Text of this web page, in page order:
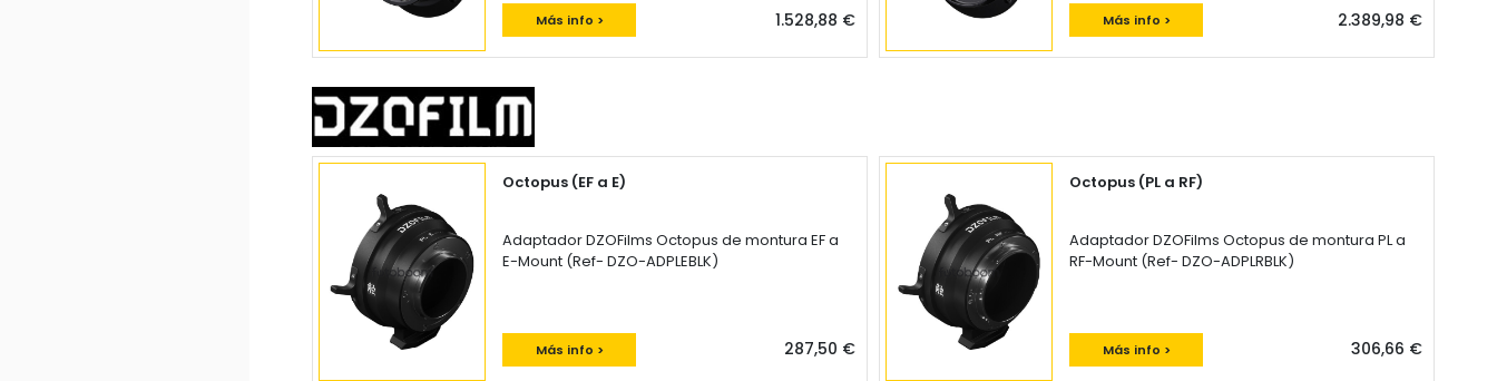
Más info > 1.528,88 € Más info > 2.389,98 €
Octopus (EF a E)
Adaptador DZOFilms Octopus de montura EF a
E-Mount (Ref- DZO-ADPLEBLK)
Más info > 287,50 €
Octopus (PL a RF)
Adaptador DZOFilms Octopus de montura PL a
RF-Mount (Ref- DZO-ADPLRBLK)
Más info > 306,66 €